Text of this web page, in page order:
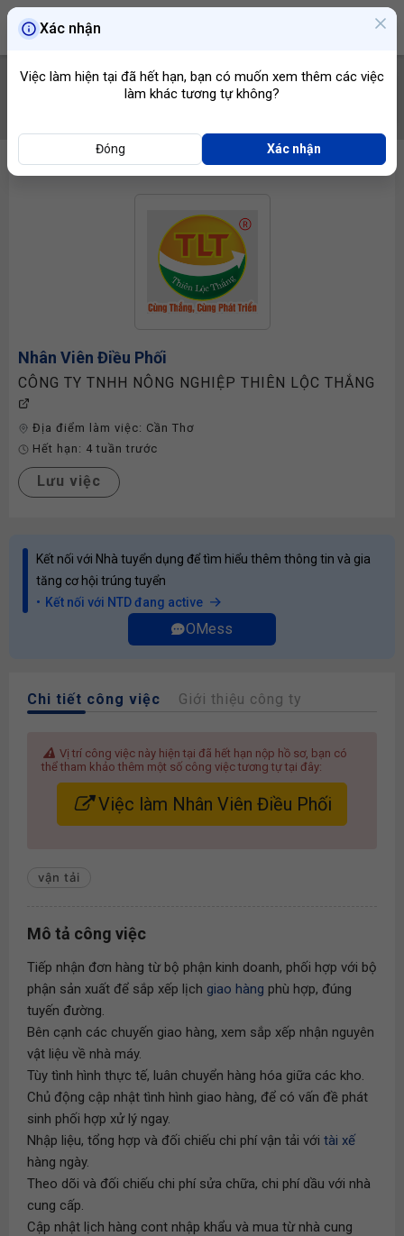
Nhân Viên Điều Phối
CÔNG TY TNHH NÔNG NGHIỆP THIÊN LỘC THẮNG
Địa điểm làm việc: Cần Thơ
Hết hạn: 4 tuần trước
Lưu việc
Kết nối với Nhà tuyển dụng để tìm hiểu thêm thông tin và gia
tăng cơ hội trúng tuyển
Kết nối với NTD đang active
OMess
Chi tiết công việc Giới thiệu công ty
Vị trí công việc này hiện tại đã hết hạn nộp hồ sơ, bạn có
thể tham khảo thêm một số công việc tương tự tại đây:
Việc làm Nhân Viên Điều Phối
vận tải
Mô tả công việc
Tiếp nhận đơn hàng từ bộ phận kinh doanh, phối hợp với bộ
phận sản xuất để sắp xếp lịch giao hàng phù hợp, đúng
tuyến đường.
Bên cạnh các chuyến giao hàng, xem sắp xếp nhận nguyên
vật liệu về nhà máy.
Tùy tình hình thực tế, luân chuyển hàng hóa giữa các kho.
Chủ động cập nhật tình hình giao hàng, để có vấn đề phát
sinh phối hợp xử lý ngay.
Nhập liệu, tổng hợp và đối chiếu chi phí vận tải với tài xế
hàng ngày.
Theo dõi và đối chiếu chi phí sửa chữa, chi phí dầu với nhà
cung cấp.
Cập nhật lịch hàng cont nhập khẩu và mua từ nhà cung
Xác nhận
Việc làm hiện tại đã hết hạn, bạn có muốn xem thêm các việc
làm khác tương tự không?
Đóng Xác nhận